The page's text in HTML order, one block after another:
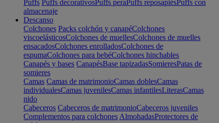
Puffs Puffs decorativosPuffs peraPuffs reposapiésPuffs con
almacenaje
Descanso
Colchones Packs colchón y canapéColchones
viscoelásticosColchones de muellesColchones de muelles
ensacadosColchones enrolladosColchones de
espumaColchones para bebéColchones hinchables
Canapés y bases CanapésBase tapizadasSomieresPatas de
somieres
Camas Camas de matrimonioCamas doblesCamas
individualesCamas juvenilesCamas infantilesLiterasCamas
nido
Cabeceros Cabeceros de matrimonioCabeceros juveniles
Complementos para colchones AlmohadasProtectores de